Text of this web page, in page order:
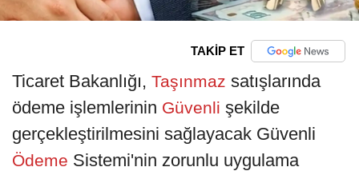
TAKİP ET
Ticaret Bakanlığı, Taşınmaz satışlarında
ödeme işlemlerinin Güvenli şekilde
gerçekleştirilmesini sağlayacak Güvenli
Ödeme Sistemi'nin zorunlu uygulama